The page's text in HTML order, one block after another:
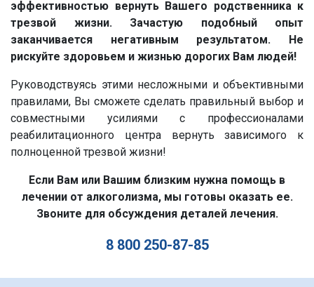
эффективностью вернуть Вашего родственника к
трезвой жизни. Зачастую подобный опыт
заканчивается негативным результатом. Не
рискуйте здоровьем и жизнью дорогих Вам людей!
Руководствуясь этими несложными и объективными
правилами, Вы сможете сделать правильный выбор и
совместными усилиями с профессионалами
реабилитационного центра вернуть зависимого к
полноценной трезвой жизни!
Если Вам или Вашим близким нужна помощь в
лечении от алкоголизма, мы готовы оказать ее.
Звоните для обсуждения деталей лечения.
8 800 250-87-85